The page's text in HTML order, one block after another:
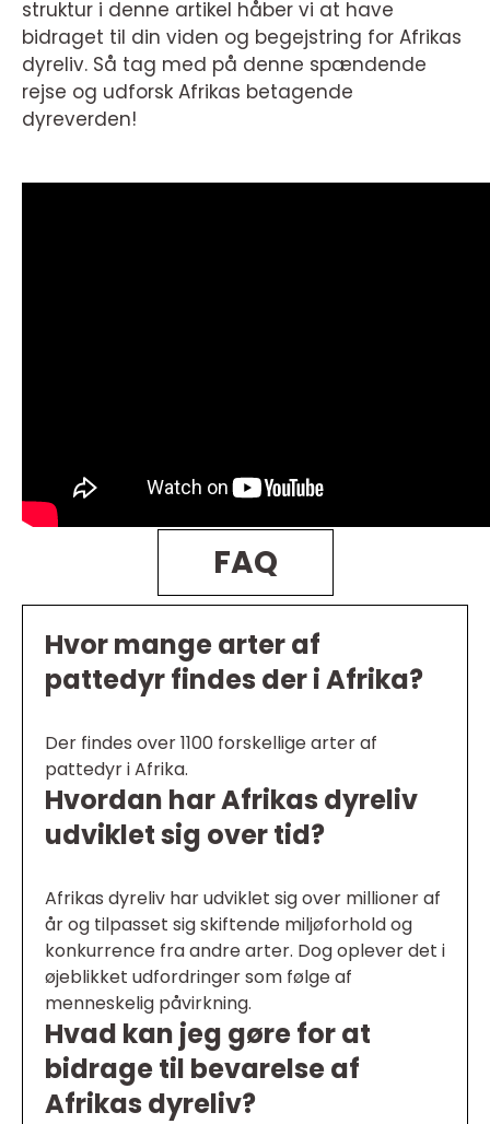
struktur i denne artikel håber vi at have
bidraget til din viden og begejstring for Afrikas
dyreliv. Så tag med på denne spændende
rejse og udforsk Afrikas betagende
dyreverden!
FAQ
Hvor mange arter af
pattedyr findes der i Afrika?
Der findes over 1100 forskellige arter af
pattedyr i Afrika.
Hvordan har Afrikas dyreliv
udviklet sig over tid?
Afrikas dyreliv har udviklet sig over millioner af
år og tilpasset sig skiftende miljøforhold og
konkurrence fra andre arter. Dog oplever det i
øjeblikket udfordringer som følge af
menneskelig påvirkning.
Hvad kan jeg gøre for at
bidrage til bevarelse af
Afrikas dyreliv?